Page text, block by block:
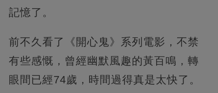
記憶了。
前不久看了《開心鬼》系列電影，不禁
有些感慨，曾經幽默風趣的黃百鳴，轉
眼間已經74歲，時間過得真是太快了。